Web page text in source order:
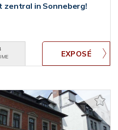
zentral in Sonneberg!